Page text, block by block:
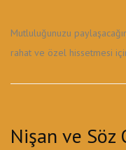
Mutluluğunuzu
rahat ve özel hissetmesi
Nişan ve Söz